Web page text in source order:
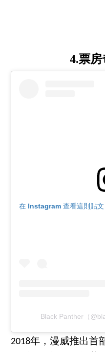
4.票
在 Instagram 查看這則貼文
Black Panther（
2018年，漫威推出首